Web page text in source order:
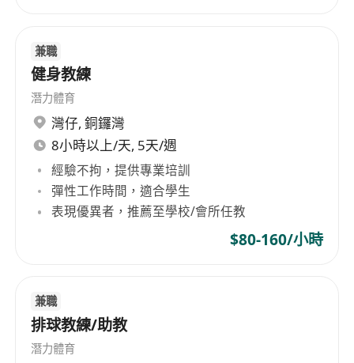
兼職
健身教練
潛力體育
灣仔, 銅鑼灣
8小時以上/天, 5天/週
經驗不拘，提供專業培訓
彈性工作時間，適合學生
表現優異者，推薦至學校/會所任教
$80-160/小時
兼職
排球教練/助教
潛力體育